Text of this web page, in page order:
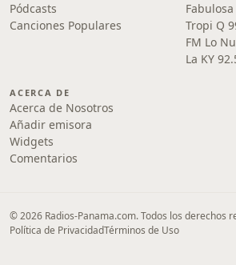
Pódcasts
Canciones Populares
Tropi Q
FM Lo
La KY
ACERCA DE
Acerca de Nosotros
Añadir emisora
Widgets
Comentarios
© 2026 Radios-Panama.com. Todos los derechos
Política de PrivacidadTérminos de Uso